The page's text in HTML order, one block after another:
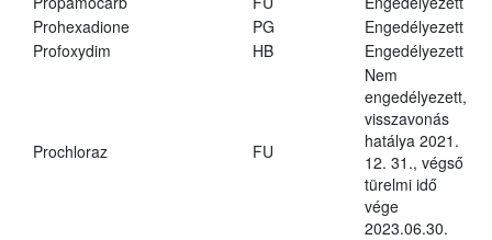
Prohexadione
PG
Engedélyezett
Profoxydim
HB Engedélyezett
Prochloraz FU
Nem
engedélyezett,
visszavonás
hatálya 2021.
12. 31., végső
türelmi idő
vége
2023.06.30.